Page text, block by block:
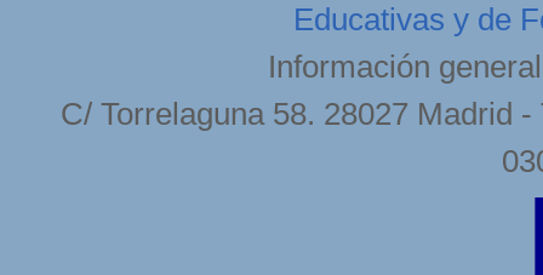
Educativas y de
Información
C/ Torrelaguna 58. 28027 Madrid